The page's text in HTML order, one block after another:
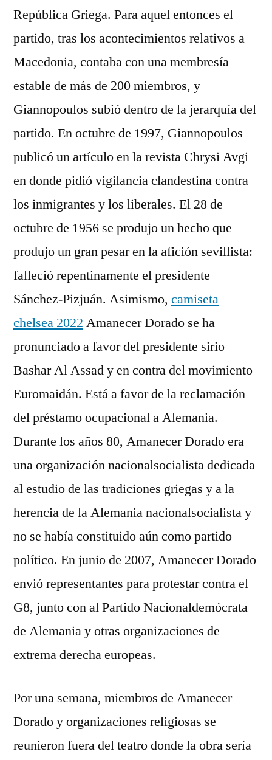
República Griega. Para aquel entonces el
partido, tras los acontecimientos relativos a
Macedonia, contaba con una membresía
estable de más de 200 miembros, y
Giannopoulos subió dentro de la jerarquía del
partido. En octubre de 1997, Giannopoulos
publicó un artículo en la revista Chrysi Avgi
en donde pidió vigilancia clandestina contra
los inmigrantes y los liberales. El 28 de
octubre de 1956 se produjo un hecho que
produjo un gran pesar en la afición sevillista:
falleció repentinamente el presidente
Sánchez-Pizjuán. Asimismo, camiseta
chelsea 2022 Amanecer Dorado se ha
pronunciado a favor del presidente sirio
Bashar Al Assad y en contra del movimiento
Euromaidán. Está a favor de la reclamación
del préstamo ocupacional a Alemania.
Durante los años 80, Amanecer Dorado era
una organización nacionalsocialista dedicada
al estudio de las tradiciones griegas y a la
herencia de la Alemania nacionalsocialista y
no se había constituido aún como partido
político. En junio de 2007, Amanecer Dorado
envió representantes para protestar contra el
G8, junto con al Partido Nacionaldemócrata
de Alemania y otras organizaciones de
extrema derecha europeas.
Por una semana, miembros de Amanecer
Dorado y organizaciones religiosas se
reunieron fuera del teatro donde la obra sería